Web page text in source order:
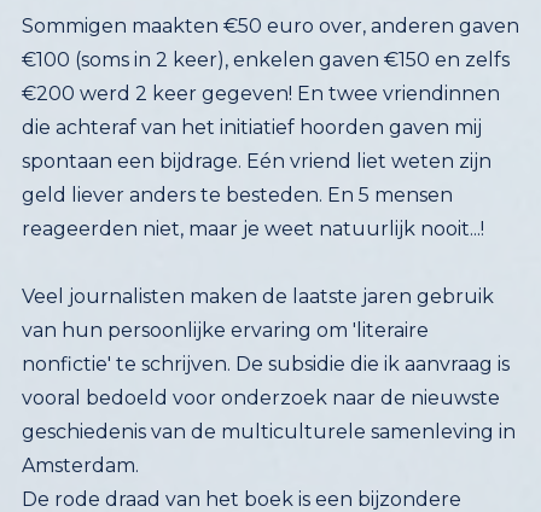
Sommigen maakten €50 euro over, anderen gaven
€100 (soms in 2 keer), enkelen gaven €150 en zelfs
€200 werd 2 keer gegeven! En twee vriendinnen
die achteraf van het initiatief hoorden gaven mij
spontaan een bijdrage. Eén vriend liet weten zijn
geld liever anders te besteden. En 5 mensen
reageerden niet, maar je weet natuurlijk nooit...!
Veel journalisten maken de laatste jaren gebruik
van hun persoonlijke ervaring om 'literaire
nonfictie' te schrijven. De subsidie die ik aanvraag is
vooral bedoeld voor onderzoek naar de nieuwste
geschiedenis van de multiculturele samenleving in
Amsterdam.
De rode draad van het boek is een bijzondere
liefde. Begin jaren negentig ben ik met een
student uit Casablanca getrouwd om hem zijn
papieren te geven. Hij was ook mijn minnaar. Deze
elementen komen (in onherkenbare vorm) terug